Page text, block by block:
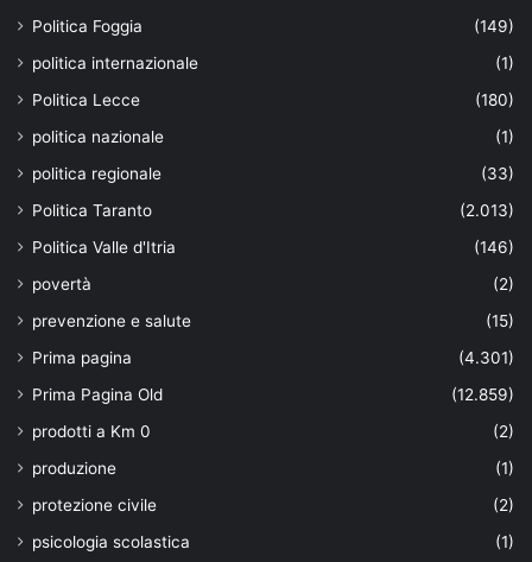
Politica Foggia
(149)
politica internazionale
(1)
Politica Lecce
(180)
politica nazionale
(1)
politica regionale
(33)
Politica Taranto
(2.013)
Politica Valle d'Itria
(146)
povertà
(2)
prevenzione e salute
(15)
Prima pagina
(4.301)
Prima Pagina Old
(12.859)
prodotti a Km 0
(2)
produzione
(1)
protezione civile
(2)
psicologia scolastica
(1)